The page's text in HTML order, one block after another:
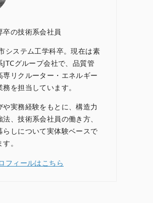
卒の技術系会社員
システム工学科卒。現在は素
グループ会社で、品質管
専リクルーター・エネルギー
を担当しています。
や実務経験をもとに、構造力
、技術系会社員の働き方、
らしについて実体験ベースで
。
フィールはこちら